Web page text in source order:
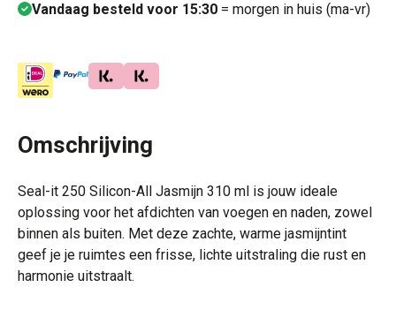
Vandaag besteld voor 15:30 = morgen in huis (ma-vr)
Omschrijving
Seal-it 250 Silicon-All Jasmijn 310 ml is jouw ideale
oplossing voor het afdichten van voegen en naden, zowel
binnen als buiten. Met deze zachte, warme jasmijntint
geef je je ruimtes een frisse, lichte uitstraling die rust en
harmonie uitstraalt.